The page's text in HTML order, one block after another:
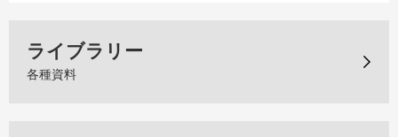
ライブラリー
各種資料